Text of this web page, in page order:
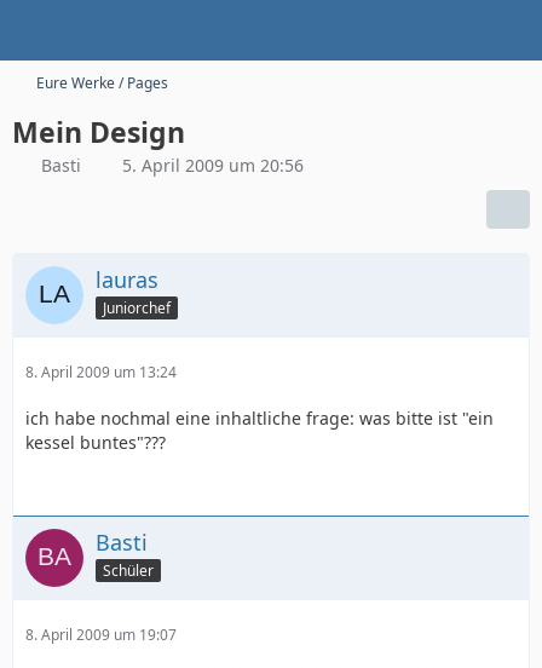
Eure Werke / Pages
Mein Design
Basti 5. April 2009 um 20:56
lauras
Juniorchef
8. April 2009 um 13:24
ich habe nochmal eine inhaltliche frage: was bitte ist "ein
kessel buntes"???
Basti
Schüler
8. April 2009 um 19:07